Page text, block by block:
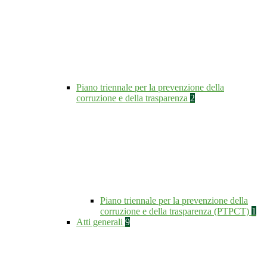
Piano triennale per la prevenzione della
corruzione e della trasparenza 2
Piano triennale per la prevenzione della
corruzione e della trasparenza (PTPCT) 1
Atti generali 9